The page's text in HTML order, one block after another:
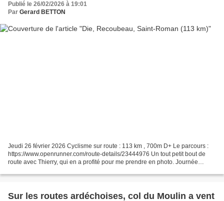
Publié le 26/02/2026 à 19:01
Par Gerard BETTON
Jeudi 26 février 2026 Cyclisme sur route : 113 km , 700m D+ Le parcours :
https://www.openrunner.com/route-details/23444976 Un tout petit bout de
route avec Thierry, qui en a profité pour me prendre en photo. Journée
Sur les routes ardéchoises, col du Moulin a vent